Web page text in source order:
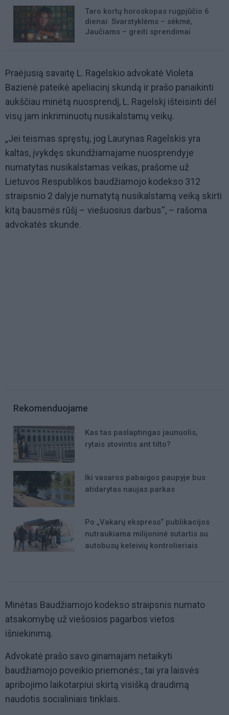
Taro kortų horoskopas rugpjūčio 6
dienai: Svarstyklėms – sėkmė,
Jaučiams – greiti sprendimai
Praėjusią savaitę L. Ragelskio advokatė Violeta
Bazienė pateikė apeliacinį skundą ir prašo panaikinti
aukščiau minėtą nuosprendį, L. Ragelskį išteisinti dėl
visų jam inkriminuotų nusikalstamų veikų.
„Jei teismas spręstų, jog Laurynas Ragelskis yra
kaltas, įvykdęs skundžiamajame nuosprendyje
numatytas nusikalstamas veikas, prašome už
Lietuvos Respublikos baudžiamojo kodekso 312
straipsnio 2 dalyje numatytą nusikalstamą veiką skirti
kitą bausmės rūšį – viešuosius darbus“, – rašoma
advokatės skunde.
Rekomenduojame
Kas tas paslaptingas jaunuolis,
rytais stovintis ant tilto?
Iki vasaros pabaigos paupyje bus
atidarytas naujas parkas
Po „Vakarų ekspreso“ publikacijos
nutraukiama milijoninė sutartis su
autobusų keleivių kontrolieriais
Minėtas Baudžiamojo kodekso straipsnis numato
atsakomybę už viešosios pagarbos vietos
išniekinimą.
Advokatė prašo savo ginamajam netaikyti
baudžiamojo poveikio priemonės:, tai yra laisvės
apribojimo laikotarpiui skirtą visišką draudimą
naudotis socialiniais tinklais.